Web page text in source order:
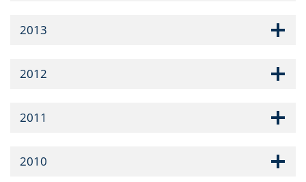
2013
2012
2011
2010